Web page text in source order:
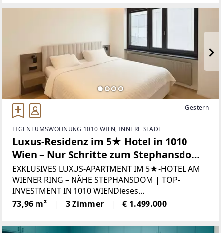
Gestern
EIGENTUMSWOHNUNG 1010 WIEN, INNERE STADT
Luxus-Residenz im 5★ Hotel in 1010
Wien – Nur Schritte zum Stephansdom
| Concierge | Renditestark vermietet
EXKLUSIVES LUXUS-APARTMENT IM 5★-HOTEL AM
WIENER RING – NÄHE STEPHANSDOM | TOP-
INVESTMENT IN 1010 WIENDieses
außergewöhnliche 3-Zimmer-Apartment befindet
sich in einem der renommiertesten 5-Sterne-Hotels
73,96 m² 3 Zimmer € 1.499.000